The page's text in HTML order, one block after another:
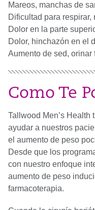
Mareos, manchas de
Dificultad para
Dolor en la parte
Dolor, hinchazón en el
Aumento de sed,
Como Te
Tallwood Men’s
ayudar a nuestros
el aumento de peso
Desde que los
con nuestro enfoque
aumento de peso
farmacoterapia.